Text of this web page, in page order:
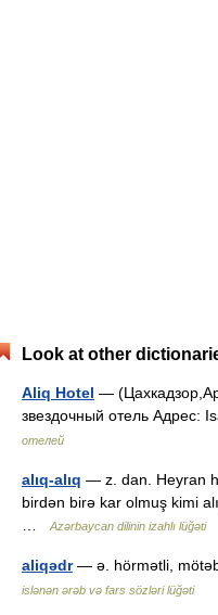
Look at other
Aliq Hotel —
звездочный отель Адрес:
отелей
alıq-alıq — z. dan. Heyran
birdən birə kar olmuş kimi
Azərbaycan dilinin izahlı lüğəti
aliqədr— ə. hörmətli,
islənən ərəb və fars sözləri lüğəti